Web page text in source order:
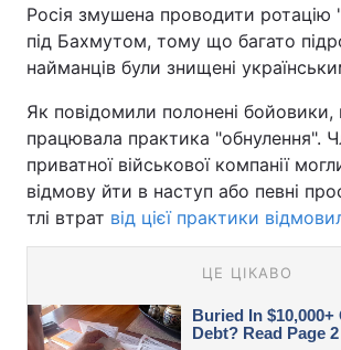
Росія змушена проводити ротацію
під Бахмутом, тому що багато
найманців були знищені
Як повідомили полонені бойовики,
працювала практика "обнулення".
приватної військової компанії
відмову йти в наступ або певні
тлі втрат від цієї практики